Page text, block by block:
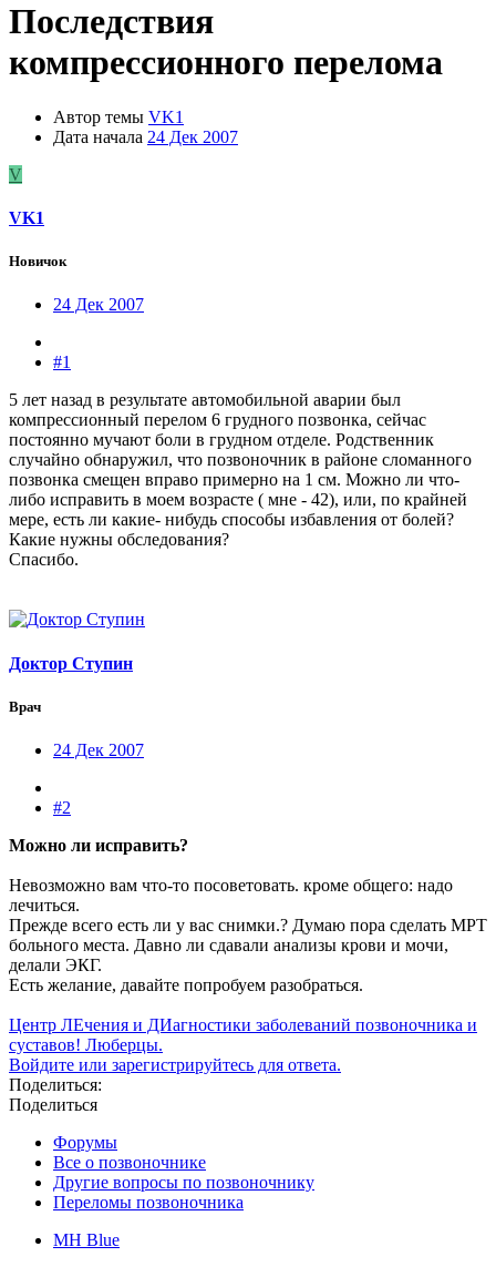
Последствия
компрессионного перелома
Автор темы VK1
Дата начала 24 Дек 2007
V
VK1
Новичок
24 Дек 2007
#1
5 лет назад в результате автомобильной аварии был
компрессионный перелом 6 грудного позвонка, сейчас
постоянно мучают боли в грудном отделе. Родственник
случайно обнаружил, что позвоночник в районе сломанного
позвонка смещен вправо примерно на 1 см. Можно ли что-
либо исправить в моем возрасте ( мне - 42), или, по крайней
мере, есть ли какие- нибудь способы избавления от болей?
Какие нужны обследования?
Спасибо.
Доктор Ступин
Врач
24 Дек 2007
#2
Можно ли исправить?
Невозможно вам что-то посоветовать. кроме общего: надо
лечиться.
Прежде всего есть ли у вас снимки.? Думаю пора сделать МРТ
больного места. Давно ли сдавали анализы крови и мочи,
делали ЭКГ.
Есть желание, давайте попробуем разобраться.
Центр ЛЕчения и ДИагностики заболеваний позвоночника и
суставов! Люберцы.
Войдите или зарегистрируйтесь для ответа.
Поделиться:
Поделиться
Форумы
Все о позвоночнике
Другие вопросы по позвоночнику
Переломы позвоночника
MH Blue